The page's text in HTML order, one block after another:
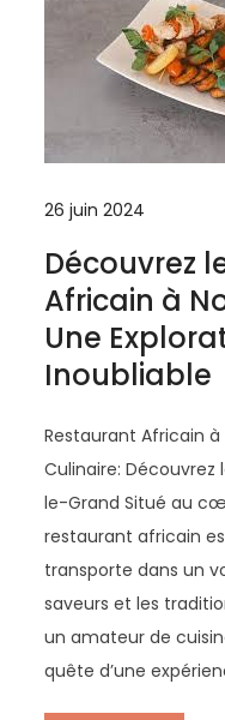
26 juin 2024
Découvrez
Africain à
Une
Inoubliable
Restaurant Africain
Culinaire: Découvrez
le-Grand Situé au
restaurant africain
transporte dans un
saveurs et les
un amateur de
quête d’une